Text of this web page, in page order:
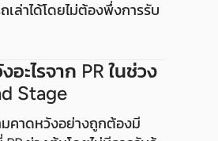
เล่าได้โดยไม่ต้องพึ่งการรับ
อะไรจาก PR ในช่วง
Stage
มคาดหวังอย่างถูกต้องมี